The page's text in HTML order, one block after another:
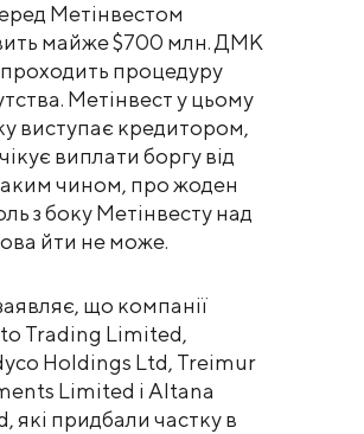
Метінвестом
майже $700 млн. ДМК
проходить процедуру
Метінвест у цьому
виступає кредитором,
виплати боргу від
чином, про жоден
з боку Метінвесту над
йти не може.
що компанії
Trading Limited,
Holdings Ltd, Treimur
Limited і Altana
які придбали частку в